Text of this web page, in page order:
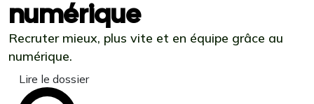
numérique
Recruter mieux, plus vite et en équipe grâce au
numérique.
Lire le dossier